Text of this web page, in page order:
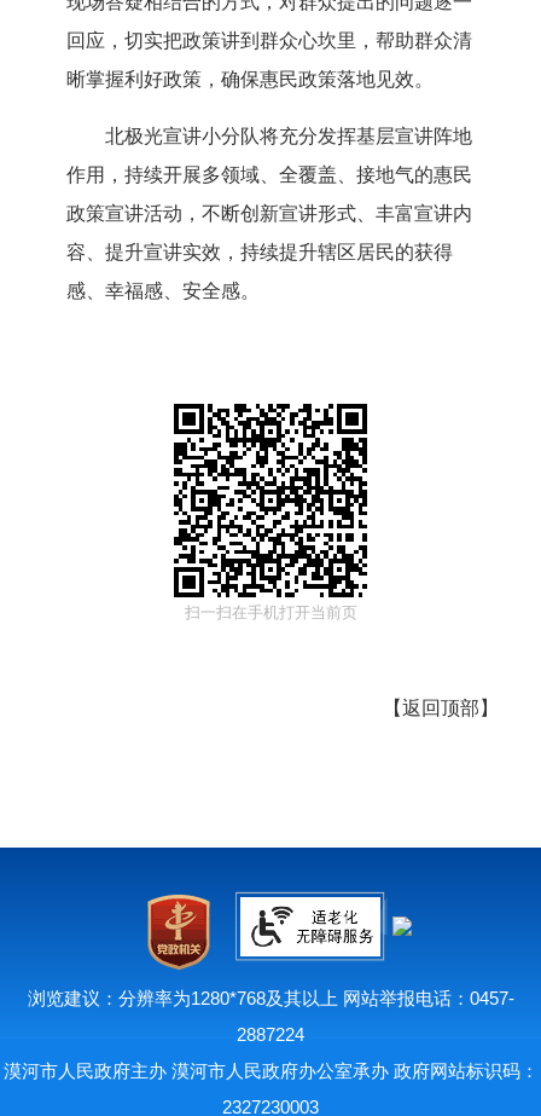
回应，切实把政策讲到群众心坎里，帮助群众清
晰掌握利好政策，确保惠民政策落地见效。
北极光宣讲小分队将充分发挥基层宣讲阵地
作用，持续开展多领域、全覆盖、接地气的惠民
政策宣讲活动，不断创新宣讲形式、丰富宣讲内
容、提升宣讲实效，持续提升辖区居民的获得
感、幸福感、安全感。
扫一扫在手机打开当前页
【返回顶部 】
浏览建议：分辨率为1280*768及其以上 网站举报电话：0457-
2887224
漠河市人民政府主办 漠河市人民政府办公室承办 政府网站标识码：
2327230003